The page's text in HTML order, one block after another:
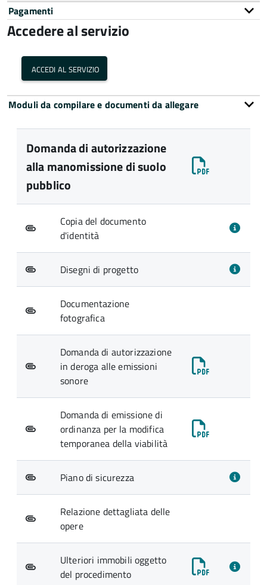
Pagamenti
Accedere al servizio
accedi al servizio
Moduli da compilare e documenti da allegare
Domanda di autorizzazione
alla manomissione di suolo
pubblico
Copia del documento
d'identità
Disegni di progetto
Documentazione
fotografica
Domanda di autorizzazione
in deroga alle emissioni
sonore
Domanda di emissione di
ordinanza per la modifica
temporanea della viabilità
Piano di sicurezza
Relazione dettagliata delle
opere
Ulteriori immobili oggetto
del procedimento